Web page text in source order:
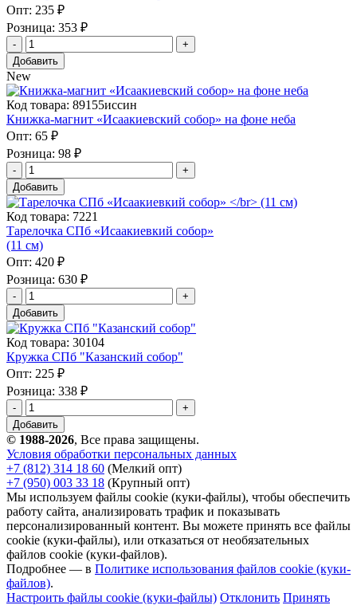
Опт: 235 ₽
Розница: 353 ₽
Добавить
New
Код товара: 89155иссин
Книжка-магнит «Исаакиевский собор» на фоне неба
Опт: 65 ₽
Розница: 98 ₽
Добавить
Код товара: 7221
Тарелочка СПб «Исаакиевкий собор»
(11 см)
Опт: 420 ₽
Розница: 630 ₽
Добавить
Код товара: 30104
Кружка СПб "Казанский собор"
Опт: 225 ₽
Розница: 338 ₽
Добавить
© 1988-2026, Все права защищены.
Условия обработки персональных данных
+7 (812) 314 18 60 (Мелкий опт)
+7 (950) 003 33 18 (Крупный опт)
Мы используем файлы cookie (куки-файлы), чтобы обеспечить
работу сайта, анализировать трафик и показывать
персонализированный контент. Вы можете принять все файлы
cookie (куки-файлы), или отказаться от необязательных
файлов cookie (куки-файлов).
Подробнее — в Политике использования файлов cookie (куки-
файлов).
Настроить файлы cookie (куки-файлы) Отклонить Принять